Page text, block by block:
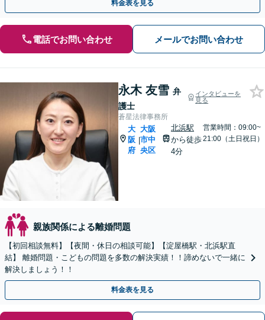
料金表を見る
電話でお問い合わせ メールでお問い合わせ
永木 友雪 弁
護士
インタビューを
見る
蒼星法律事務所
大
阪
府
|
大阪
市中
央区
北浜駅
から徒歩
4分
営業時間：09:00~
21:00（土日祝日）
親族関係による離婚問題
【初回相談無料】【夜間・休日の相談可能】【淀屋橋駅・北浜駅直
結】 離婚問題・こどもの問題を多数の解決実績！！諦めないで一緒に
解決しましょう！！
料金表を見る